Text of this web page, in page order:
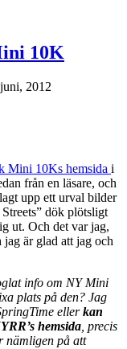
10K
2012
Mini 10Ks hemsida i
från en läsare, och
upp ett urval bilder
dök plötsligt
ut. Och det var jag,
är glad att jag och
info om NY Mini
plats på den? Jag
ellerkan
hemsida , precis
nämligen på att